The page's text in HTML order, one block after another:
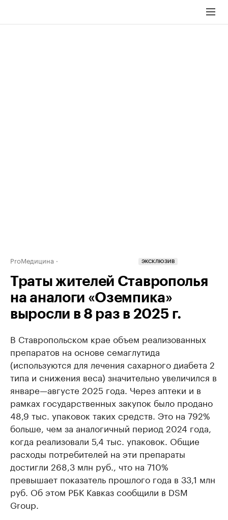
ProМедицина ЭКСКЛЮЗИВ
Траты жителей Ставрополья
на аналоги «Оземпика»
выросли в 8 раз в 2025 г.
В Ставропольском крае объем реализованных
препаратов на основе семаглутида
(используются для лечения сахарного диабета 2
типа и снижения веса) значительно увеличился в
январе—августе 2025 года. Через аптеки и в
рамках государственных закупок было продано
48,9 тыс. упаковок таких средств. Это на 792%
больше, чем за аналогичный период 2024 года,
когда реализовали 5,4 тыс. упаковок. Общие
расходы потребителей на эти препараты
достигли 268,3 млн руб., что на 710%
превышает показатель прошлого года в 33,1 млн
руб. Об этом РБК Кавказ сообщили в DSM
Group.